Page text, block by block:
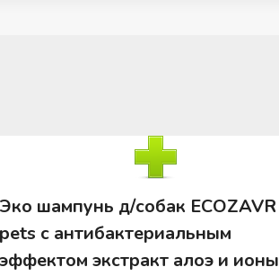
Эко шампунь д/собак ECOZAVR
pets с антибактериальным
эффектом экстракт алоэ и ионы